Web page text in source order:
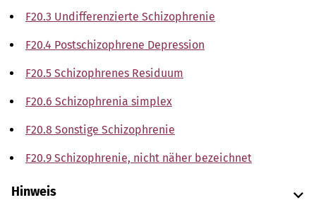
F20.3 Undifferenzierte Schizophrenie
F20.4 Postschizophrene Depression
F20.5 Schizophrenes Residuum
F20.6 Schizophrenia simplex
F20.8 Sonstige Schizophrenie
F20.9 Schizophrenie, nicht näher bezeichnet
Hinweis